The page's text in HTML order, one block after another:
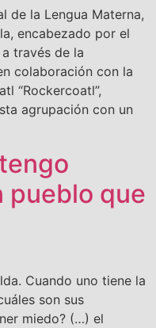
de la Lengua Materna,
encabezado por el
través de la
colaboración con la
“Rockercoatl”,
agrupación con un
pueblo que
Cuando uno tiene la
son sus
miedo? (…) el